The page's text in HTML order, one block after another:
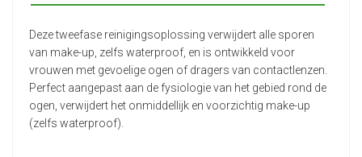
Deze tweefase reinigingsoplossing verwijdert alle sporen
van make-up, zelfs waterproof, en is ontwikkeld voor
vrouwen met gevoelige ogen of dragers van contactlenzen.
Perfect aangepast aan de fysiologie van het gebied rond de
ogen, verwijdert het onmiddellijk en voorzichtig make-up
(zelfs waterproof).